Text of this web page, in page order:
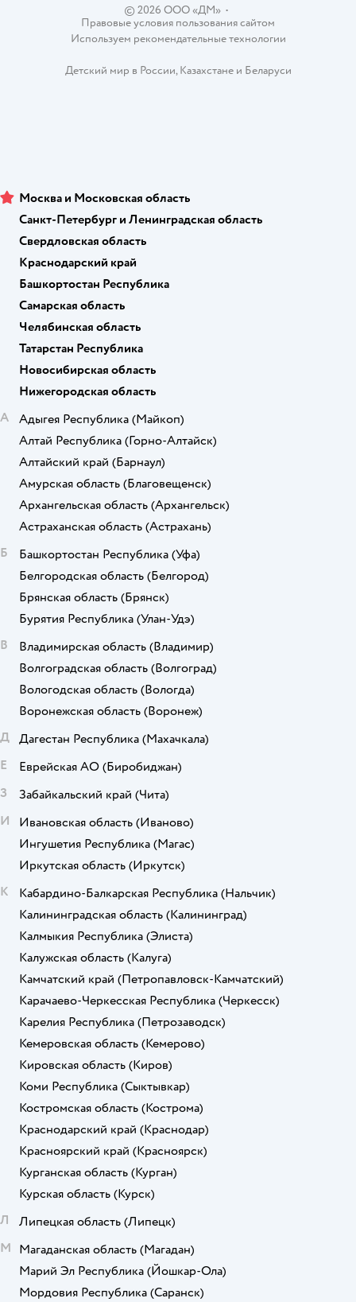
© 2026 ООО «ДМ»•
Правовые условия пользования сайтом
Используем рекомендательные технологии
Детский мир в России,Казахстанеи Беларуси
Москва и Московская область
Санкт-Петербург и Ленинградская область
Свердловская область
Краснодарский край
Башкортостан Республика
Самарская область
Челябинская область
Татарстан Республика
Новосибирская область
Нижегородская область
А
Адыгея Республика (Майкоп)
Алтай Республика (Горно-Алтайск)
Алтайский край (Барнаул)
Амурская область (Благовещенск)
Архангельская область (Архангельск)
Астраханская область (Астрахань)
Б
Башкортостан Республика (Уфа)
Белгородская область (Белгород)
Брянская область (Брянск)
Бурятия Республика (Улан-Удэ)
В
Владимирская область (Владимир)
Волгоградская область (Волгоград)
Вологодская область (Вологда)
Воронежская область (Воронеж)
Д Дагестан Республика (Махачкала)
Е
Еврейская АО (Биробиджан)
З
Забайкальский край (Чита)
И
Ивановская область (Иваново)
Ингушетия Республика (Магас)
Иркутская область (Иркутск)
К
Кабардино-Балкарская Республика (Нальчик)
Калининградская область (Калининград)
Калмыкия Республика (Элиста)
Калужская область (Калуга)
Камчатский край (Петропавловск-Камчатский)
Карачаево-Черкесская Республика (Черкесск)
Карелия Республика (Петрозаводск)
Кемеровская область (Кемерово)
Кировская область (Киров)
Коми Республика (Сыктывкар)
Костромская область (Кострома)
Краснодарский край (Краснодар)
Красноярский край (Красноярск)
Курганская область (Курган)
Курская область (Курск)
Л
Липецкая область (Липецк)
М Магаданская область (Магадан)
Марий Эл Республика (Йошкар-Ола)
Мордовия Республика (Саранск)